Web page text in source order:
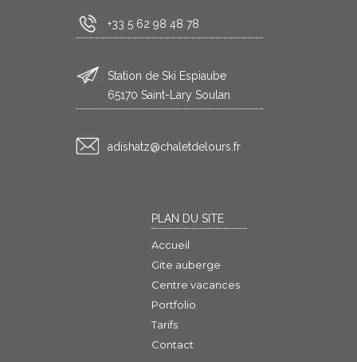
+33 5 62 98 48 78
Station de Ski Espiaube
65170 Saint-Lary Soulan
rf.sruoledtelahc@ztahsida
PLAN DU SITE
Accueil
Gite auberge
Centre vacances
Portfolio
Tarifs
Contact